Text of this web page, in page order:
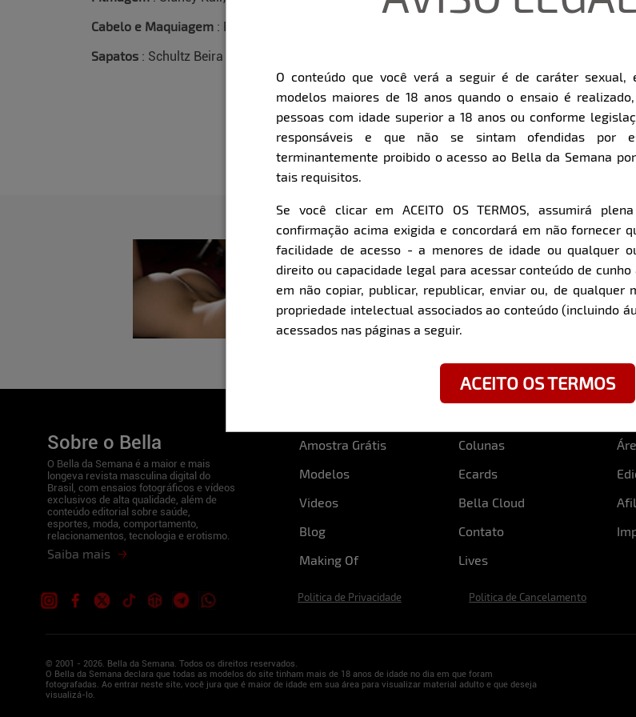
Cabelo e Maquiagem : Pâmella Lummertz
Sapatos : Schultz Beira Mar Shopping
O conteúdo que você verá a seguir é de caráter
modelos maiores de 18 anos quando o ensaio é
pessoas com idade superior a 18 anos ou conforme
responsáveis e que não se sintam ofendidas por
terminantemente proibido o acesso ao Bella da Semana
tais requisitos.
Se você clicar em ACEITO OS TERMOS, assumirá
confirmação acima exigida e concordará em não fornecer
facilidade de acesso - a menores de idade ou qualquer
direito ou capacidade legal para acessar conteúdo de
em não copiar, publicar, republicar, enviar ou, de qualquer
propriedade intelectual associados ao conteúdo (incluindo
acessados nas páginas a seguir.
ACEITO OS TERMOS
Sobre o Bella
O Bella da Semana é a maior e mais
longeva revista masculina digital do
Brasil, com ensaios fotográficos e vídeos
exclusivos de alta qualidade, além de
conteúdo editorial sobre saúde,
esportes, moda, comportamento,
relacionamentos, tecnologia e erotismo.
Saiba mais
Amostra Grátis Colunas
Modelos
Ecards
Videos
Bella Cloud
Blog
Contato
Making Of
Lives
Politica de Privacidade Politica de Cancelamento
© 2001 - 2026. Bella da Semana. Todos os direitos reservados.
O Bella da Semana declara que todas as modelos do site tinham mais de 18 anos de idade no dia em que foram
fotografadas. Ao entrar neste site, você jura que é maior de idade em sua área para visualizar material adulto e que deseja
visualizá-lo.